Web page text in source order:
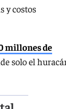
y costos
millones de
solo el